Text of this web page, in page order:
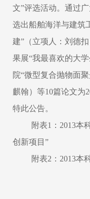
文”评选活动。通过
选出船舶海洋与建筑
建”（立项人：刘德
果展“我最喜欢的大
院“微型复合抛物面
麒翰）等10篇论文为
特此公告。
附表1：2013本
创新项目”
附表2：2013本